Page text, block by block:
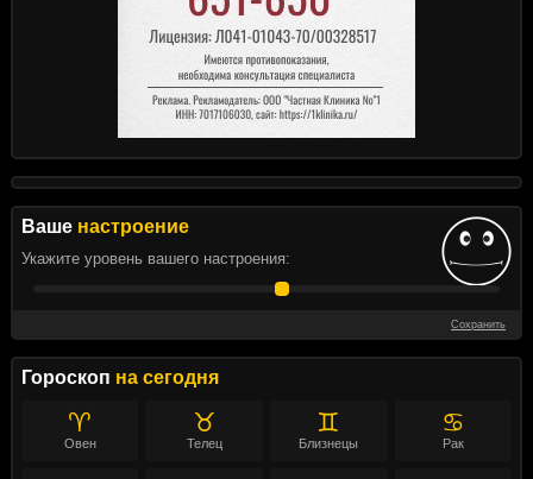
Ваше настроение
Укажите уровень вашего настроения:
Сохранить
Гороскоп на сегодня
♈
Овен
♉
Телец
♊
Близнецы
♋
Рак